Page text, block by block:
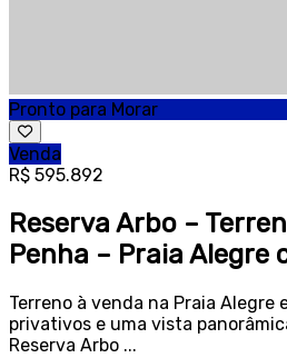
Pronto para Morar
Venda
R$ 595.892
Reserva Arbo –
Penha – Praia Alegre
Terreno à venda na Praia Alegre
privativos e uma vista
Reserva Arbo ...